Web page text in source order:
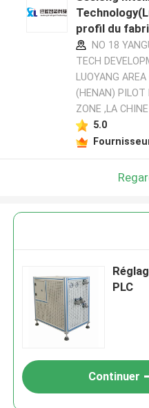
profil du
NO 18
TECH
LUOYANG
(HENAN) PILOT
ZONE ,LA CHINE
5.0
PLC
Continuer